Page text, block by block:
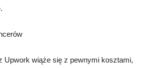
Upwork wiąże się z pewnymi kosztami,